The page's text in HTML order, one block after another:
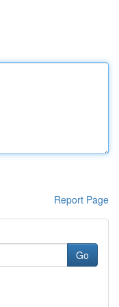
Report Page
Go